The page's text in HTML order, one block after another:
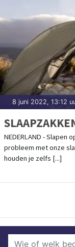
8 juni 2022, 13:12
NEDERLAND -
probleem met onze
houden je zelfs [...]